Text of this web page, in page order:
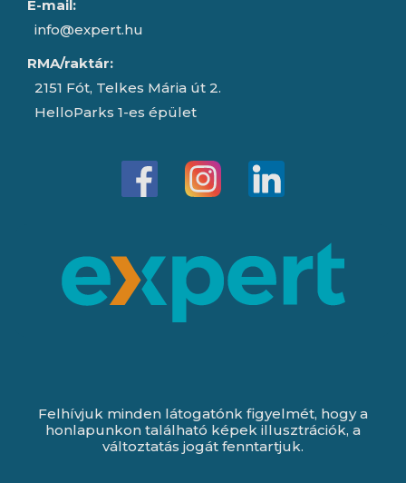
E-mail:
info@expert.hu
RMA/raktár:
2151 Fót, Telkes Mária út 2.
HelloParks 1-es épület
Felhívjuk minden látogatónk figyelmét, hogy a
honlapunkon található képek illusztrációk, a
változtatás jogát fenntartjuk.